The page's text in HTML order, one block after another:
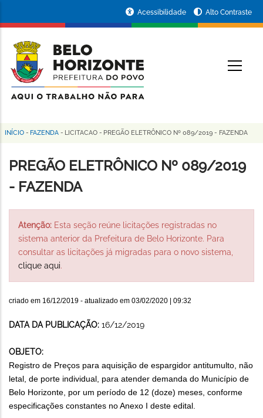
conteúdo
principal
da
Prefeitura
de
Horizonte
Acessibilidade Alto Contraste
Trilha
de
navegação
INÍCIO - FAZENDA - LICITACAO - PREGÃO ELETRÔNICO Nº 089/2019 - FAZENDA
PREGÃO ELETRÔNICO Nº 089/2019
- FAZENDA
Atenção: Esta seção reúne licitações registradas no
sistema anterior da Prefeitura de Belo Horizonte. Para
consultar as licitações já migradas para o novo sistema,
clique aqui.
criado em 16/12/2019 - atualizado em 03/02/2020 | 09:32
DATA DA PUBLICAÇÃO: 16/12/2019
OBJETO:
Registro de Preços para aquisição de espargidor antitumulto, não
letal, de porte individual, para atender demanda do Município de
Belo Horizonte, por um período de 12 (doze) meses, conforme
especificações constantes no Anexo I deste edital.